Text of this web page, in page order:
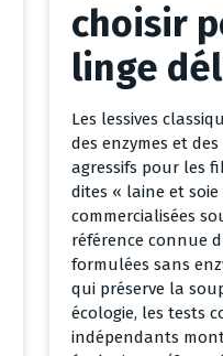
choisir
linge
Les lessives
des enzymes et
agressifs pour les
dites « laine et soie
commercialisées
référence connue
formulées sans
qui préserve la
écologie, les tests
indépendants